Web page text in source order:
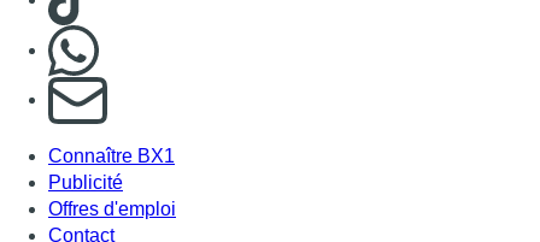
S'abonner à notre newsletter
Connaître BX1
Publicité
Offres d'emploi
Contact